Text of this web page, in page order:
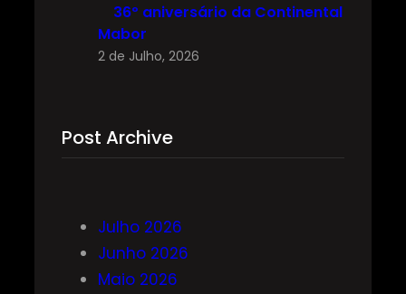
36º aniversário da Continental
Mabor
2 de Julho, 2026
Post Archive
Julho 2026
Junho 2026
Maio 2026